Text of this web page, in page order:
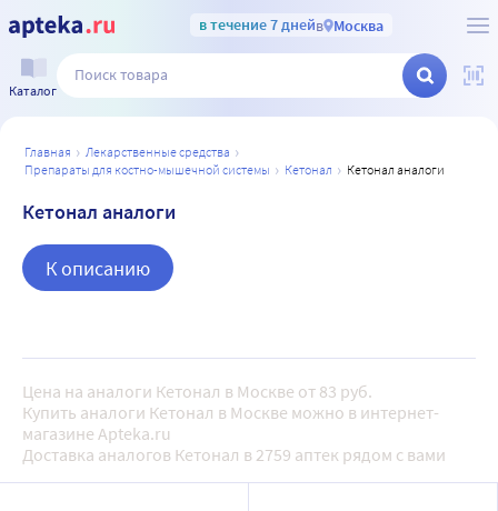
в течение 7 днейв Москва
Каталог
главная
лекарственные средства
препараты для костно-мышечной системы
кетонал кетонал аналоги
Кетонал аналоги
К описанию
Цена на аналоги Кетонал в Москве от 83 руб.
Купить аналоги Кетонал в Москве можно в интернет-
магазине Apteka.ru
Доставка аналогов Кетонал в 2759 аптек рядом с вами